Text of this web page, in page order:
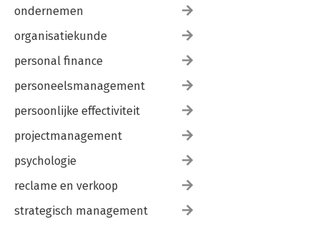
ondernemen
organisatiekunde
personal finance
personeelsmanagement
persoonlijke effectiviteit
projectmanagement
psychologie
reclame en verkoop
strategisch management